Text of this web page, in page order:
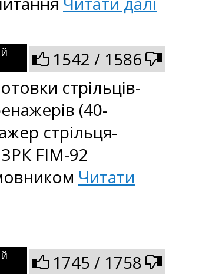
1542 / 1586
стрільців-
(40-
стрільця-
FIM-92
Читати
1745 / 1758